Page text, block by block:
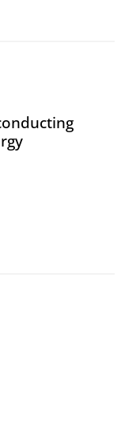
plastics for